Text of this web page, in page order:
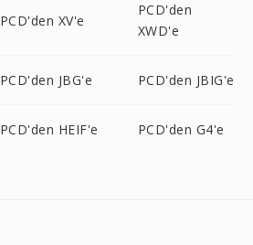
PCD'den XV'e
PCD'den
XWD'e
PCD'den JBG'e PCD'den JBIG'e
PCD'den HEIF'e PCD'den G4'e